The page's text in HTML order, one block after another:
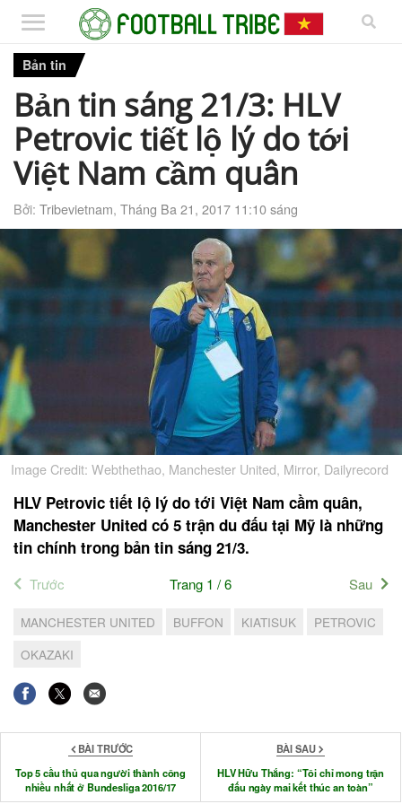
Bản tin
Bản tin sáng 21/3: HLV
Petrovic tiết lộ lý do tới
Việt Nam cầm quân
Bởi: Tribevietnam, Tháng Ba 21, 2017 11:10 sáng
Image Credit: Webthethao, Manchester United, Mirror, Dailyrecord
HLV Petrovic tiết lộ lý do tới Việt Nam cầm quân,
Manchester United có 5 trận du đấu tại Mỹ là những
tin chính trong bản tin sáng 21/3.
Trước Trang 1 / 6 Sau
MANCHESTER UNITED BUFFON KIATISUK
PETROVIC
OKAZAKI
BÀI TRƯỚC
Top 5 cầu thủ qua người thành công
nhiều nhất ở Bundesliga 2016/17
BÀI SAU
HLV Hữu Thắng: “Tôi chỉ mong trận
đấu ngày mai kết thúc an toàn”